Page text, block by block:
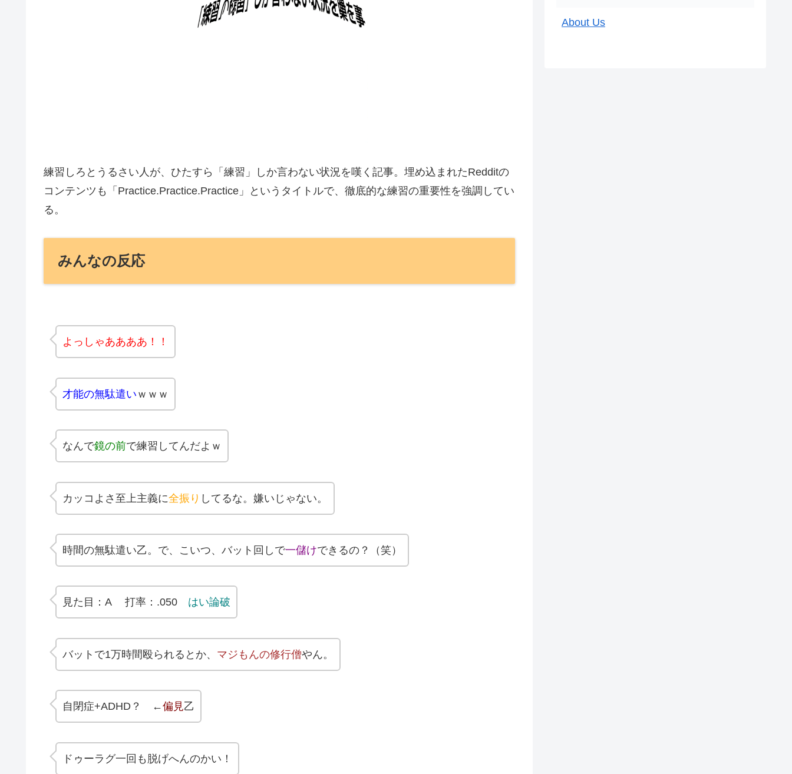
練習しろとうるさい人が、ひたすら「練習」しか言わない状況を嘆く記事。埋め込まれたRedditの
コンテンツも「Practice.Practice.Practice」というタイトルで、徹底的な練習の重要性を強調してい
る。
みんなの反応
よっしゃああああ！！
才能の無駄遣い ｗｗｗ
なんで鏡の前で練習してんだよｗ
カッコよさ至上主義に全振り してるな。嫌いじゃない。
時間の無駄遣い乙。で、こいつ、バット回しで一儲けできるの？（笑）
見た目：A 打率：.050 はい論破
バットで1万時間殴られるとか、 マジもんの修行僧やん。
自閉症+ADHD？ ←偏見乙
ドゥーラグ一回も脱げへんのかい！
About Us